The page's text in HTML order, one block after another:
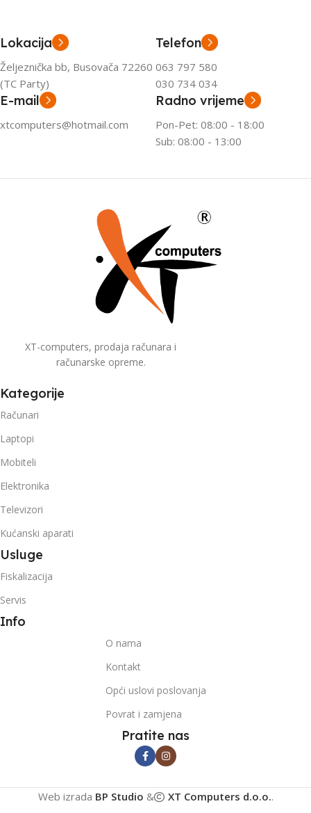
Lokacija
Željeznička bb, Busovača 72260
(TC Party)
Telefon
063 797 580
030 734 034
E-mail
xtcomputers@hotmail.com
Radno vrijeme
Pon-Pet: 08:00 - 18:00
Sub: 08:00 - 13:00
XT-computers, prodaja računara i
računarske opreme.
Kategorije
Računari
Laptopi
Mobiteli
Elektronika
Televizori
Kućanski aparati
Usluge
Fiskalizacija
Servis
Info
O nama
Kontakt
Opći uslovi poslovanja
Povrat i zamjena
Pratite nas
Web izrada BP Studio & XT Computers d.o.o..